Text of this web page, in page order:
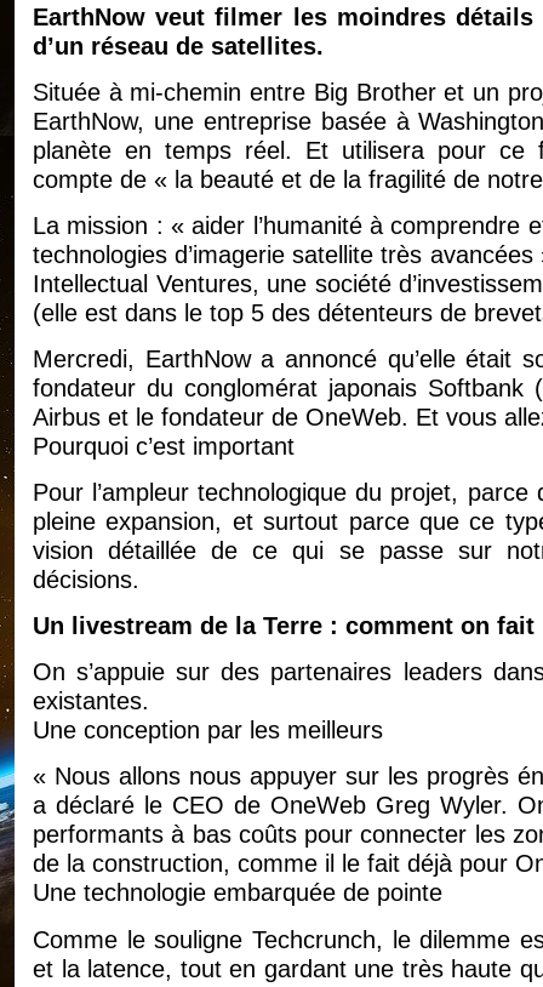
EarthNow veut filmer les moindres
d’un réseau de satellites.
Située à mi-chemin entre Big Brother et un
EarthNow, une entreprise basée à
planète en temps réel. Et utilisera pour ce
compte de « la beauté et de la fragilité de
La mission : « aider l’humanité à comprendre
technologies d’imagerie satellite très
Intellectual Ventures, une société
(elle est dans le top 5 des détenteurs de
Mercredi, EarthNow a annoncé qu’elle était
fondateur du conglomérat japonais Softbank
Airbus et le fondateur de OneWeb. Et vous
Pourquoi c’est important
Pour l’ampleur technologique du projet,
pleine expansion, et surtout parce que ce
vision détaillée de ce qui se passe sur
décisions.
Un livestream de la Terre : comment on
On s’appuie sur des partenaires leaders
existantes.
Une conception par les meilleurs
« Nous allons nous appuyer sur les progrès
a déclaré le CEO de OneWeb Greg Wyler.
performants à bas coûts pour connecter les
de la construction, comme il le fait déjà pour
Une technologie embarquée de pointe
Comme le souligne Techcrunch, le dilemme
et la latence, tout en gardant une très haute